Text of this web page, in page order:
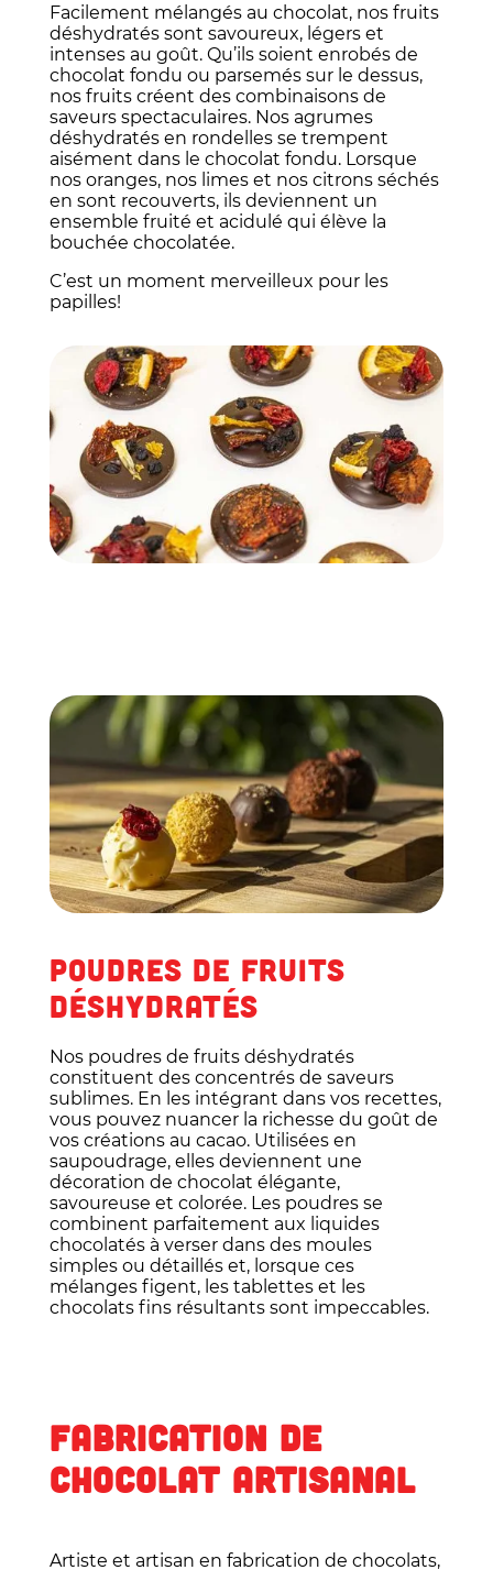
Facilement mélangés au chocolat, nos fruits
déshydratés sont savoureux, légers et
intenses au goût. Qu’ils soient enrobés de
chocolat fondu ou parsemés sur le dessus,
nos fruits créent des combinaisons de
saveurs spectaculaires. Nos agrumes
déshydratés en rondelles se trempent
aisément dans le chocolat fondu. Lorsque
nos oranges, nos limes et nos citrons séchés
en sont recouverts, ils deviennent un
ensemble fruité et acidulé qui élève la
bouchée chocolatée.
C’est un moment merveilleux pour les
papilles!
POUDRES DE FRUITS
DÉSHYDRATÉS
Nos poudres de fruits déshydratés
constituent des concentrés de saveurs
sublimes. En les intégrant dans vos recettes,
vous pouvez nuancer la richesse du goût de
vos créations au cacao. Utilisées en
saupoudrage, elles deviennent une
décoration de chocolat élégante,
savoureuse et colorée. Les poudres se
combinent parfaitement aux liquides
chocolatés à verser dans des moules
simples ou détaillés et, lorsque ces
mélanges figent, les tablettes et les
chocolats fins résultants sont impeccables.
FABRICATION DE
CHOCOLAT ARTISANAL
Artiste et artisan en fabrication de chocolats,